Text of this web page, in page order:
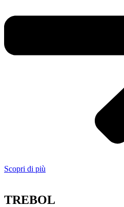
Scopri di più
TREBOL